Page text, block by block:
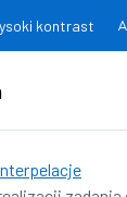
kontrast